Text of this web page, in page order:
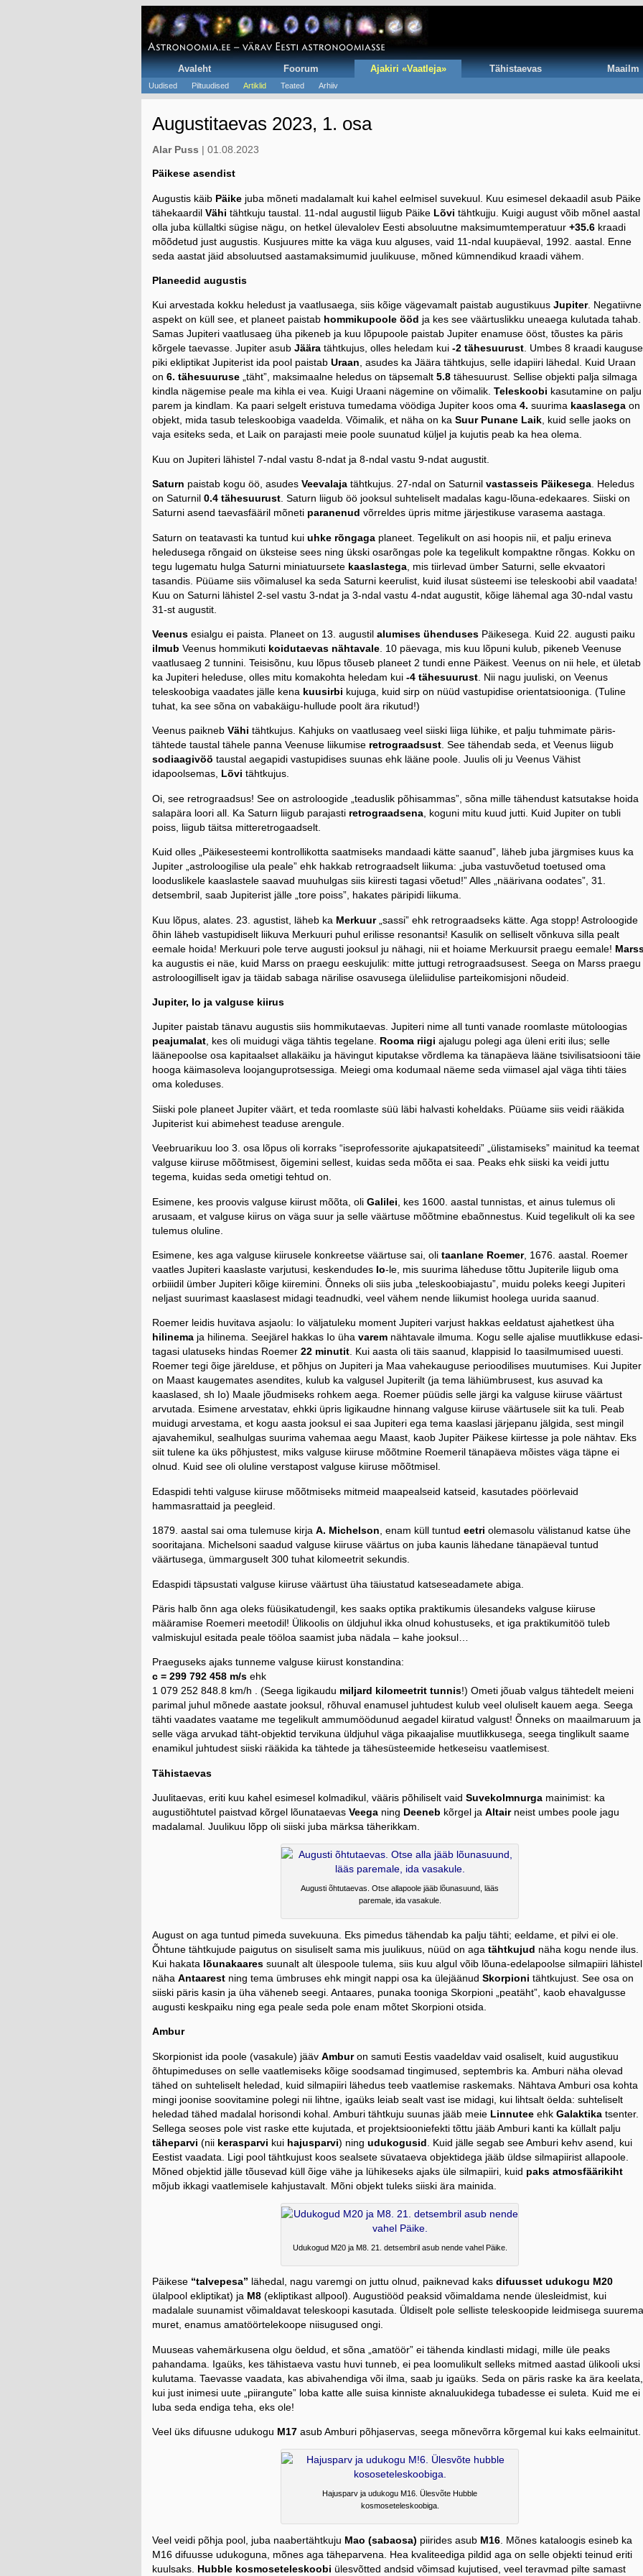
Avaleht Foorum Ajakiri «Vaatleja» Tähistaevas Maailm
Uudised Piltuudised Artiklid Teated Arhiiv
Augustitaevas 2023, 1. osa
Alar Puss | 01.08.2023
Päikese asendist
Augustis käib Päike juba mõneti madalamalt kui kahel eelmisel suvekuul. Kuu esimesel dekaadil asub Päike
tähekaardil Vähi tähtkuju taustal. 11-ndal augustil liigub Päike Lõvi tähtkujju. Kuigi august võib mõnel aastal
olla juba küllaltki sügise nägu, on hetkel ülevalolev Eesti absoluutne maksimumtemperatuur +35.6 kraadi
mõõdetud just augustis. Kusjuures mitte ka väga kuu alguses, vaid 11-ndal kuupäeval, 1992. aastal. Enne
seda aastat jäid absoluutsed aastamaksimumid juulikuuse, mõned kümnendikud kraadi vähem.
Planeedid augustis
Kui arvestada kokku heledust ja vaatlusaega, siis kõige vägevamalt paistab augustikuus Jupiter. Negatiivne
aspekt on küll see, et planeet paistab hommikupoole ööd ja kes see väärtuslikku uneaega kulutada tahab.
Samas Jupiteri vaatlusaeg üha pikeneb ja kuu lõpupoole paistab Jupiter enamuse ööst, tõustes ka päris
kõrgele taevasse. Jupiter asub Jäära tähtkujus, olles heledam kui -2 tähesuurust. Umbes 8 kraadi
piki ekliptikat Jupiterist ida pool paistab Uraan, asudes ka Jäära tähtkujus, selle idapiiri lähedal. Kuid Uraan
on 6. tähesuuruse „täht”, maksimaalne heledus on täpsemalt 5.8 tähesuurust. Sellise objekti palja silmaga
kindla nägemise peale ma kihla ei vea. Kuigi Uraani nägemine on võimalik. Teleskoobi kasutamine on palju
parem ja kindlam. Ka paari selgelt eristuva tumedama vöödiga Jupiter koos oma 4. suurima kaaslasega on
objekt, mida tasub teleskoobiga vaadelda. Võimalik, et näha on ka Suur Punane Laik, kuid selle jaoks on
vaja esiteks seda, et Laik on parajasti meie poole suunatud küljel ja kujutis peab ka hea olema.
Kuu on Jupiteri lähistel 7-ndal vastu 8-ndat ja 8-ndal vastu 9-ndat augustit.
Saturn paistab kogu öö, asudes Veevalaja tähtkujus. 27-ndal on Saturnil vastasseis Päikesega. Heledus
on Saturnil 0.4 tähesuurust. Saturn liigub öö jooksul suhteliselt madalas kagu-lõuna-edekaares. Siiski on
Saturni asend taevasfääril mõneti paranenud võrreldes üpris mitme järjestikuse varasema aastaga.
Saturn on teatavasti ka tuntud kui uhke rõngaga planeet. Tegelikult on asi hoopis nii, et palju erineva
heledusega rõngaid on üksteise sees ning ükski osarõngas pole ka tegelikult kompaktne rõngas. Kokku on
tegu lugematu hulga Saturni miniatuursete kaaslastega , mis tiirlevad ümber Saturni, selle ekvaatori
tasandis. Püüame siis võimalusel ka seda Saturni keerulist, kuid ilusat süsteemi ise teleskoobi abil vaadata!
Kuu on Saturni lähistel 2-sel vastu 3-ndat ja 3-ndal vastu 4-ndat augustit, kõige lähemal aga 30-ndal vastu
31-st augustit.
Veenus esialgu ei paista. Planeet on 13. augustil alumises ühenduses Päikesega. Kuid 22. augusti paiku
ilmub Veenus hommikuti koidutaevas nähtavale . 10 päevaga, mis kuu lõpuni kulub, pikeneb Veenuse
vaatlusaeg 2 tunnini. Teisisõnu, kuu lõpus tõuseb planeet 2 tundi enne Päikest. Veenus on nii hele, et ületab
ka Jupiteri heleduse, olles mitu komakohta heledam kui -4 tähesuurust . Nii nagu juuliski, on Veenus
teleskoobiga vaadates jälle kena kuusirbi kujuga, kuid sirp on nüüd vastupidise orientatsiooniga. (Tuline
tuhat, ka see sõna on vabakäigu-hullude poolt ära rikutud!)
Veenus paikneb Vähi tähtkujus. Kahjuks on vaatlusaeg veel siiski liiga lühike, et palju tuhmimate päris-
tähtede taustal tähele panna Veenuse liikumise retrograadsust. See tähendab seda, et Veenus liigub
sodiaagivöö taustal aegapidi vastupidises suunas ehk lääne poole. Juulis oli ju Veenus Vähist
idapoolsemas, Lõvi tähtkujus.
Oi, see retrograadsus! See on astroloogide „teaduslik põhisammas”, sõna mille tähendust katsutakse hoida
salapära loori all. Ka Saturn liigub parajasti retrograadsena , koguni mitu kuud jutti. Kuid Jupiter on tubli
poiss, liigub täitsa mitteretrogaadselt.
Kuid olles „Päikesesteemi kontrollikotta saatmiseks mandaadi kätte saanud”, läheb juba järgmises kuus ka
Jupiter „astroloogilise ula peale” ehk hakkab retrograadselt liikuma: „juba vastuvõetud toetused oma
looduslikele kaaslastele saavad muuhulgas siis kiiresti tagasi võetud!” Alles „näärivana oodates”, 31.
detsembril, saab Jupiterist jälle „tore poiss”, hakates päripidi liikuma.
Kuu lõpus, alates. 23. agustist, läheb ka Merkuur„sassi” ehk retrograadseks kätte. Aga stopp! Astroloogide
õhin läheb vastupidiselt liikuva Merkuuri puhul erilisse resonantsi! Kasulik on selliselt võnkuva silla pealt
eemale hoida! Merkuuri pole terve augusti jooksul ju nähagi, nii et hoiame Merkuursit praegu eemale!
ka augustis ei näe, kuid Marss on praegu eeskujulik: mitte juttugi retrograadsusest. Seega on Marss praegu
astroloogilliselt igav ja täidab sabaga närilise osavusega üleliidulise parteikomisjoni nõudeid.
Jupiter, Io ja valguse kiirus
Jupiter paistab tänavu augustis siis hommikutaevas. Jupiteri nime all tunti vanade roomlaste mütoloogias
peajumalat, kes oli muidugi väga tähtis tegelane. Rooma riigi ajalugu polegi aga üleni eriti ilus; selle
läänepoolse osa kapitaalset allakäiku ja hävingut kiputakse võrdlema ka tänapäeva lääne tsivilisatsiooni täie
hooga käimasoleva loojanguprotsessiga. Meiegi oma kodumaal näeme seda viimasel ajal väga tihti täies
oma koleduses.
Siiski pole planeet Jupiter väärt, et teda roomlaste süü läbi halvasti koheldaks. Püüame siis veidi rääkida
Jupiterist kui abimehest teaduse arengule.
Veebruarikuu loo 3. osa lõpus oli korraks “iseprofessorite ajukapatsiteedi” „ülistamiseks” mainitud ka teemat
valguse kiiruse mõõtmisest, õigemini sellest, kuidas seda mõõta ei saa. Peaks ehk siiski ka veidi juttu
tegema, kuidas seda ometigi tehtud on.
Esimene, kes proovis valguse kiirust mõõta, oli Galilei , kes 1600. aastal tunnistas, et ainus tulemus oli
arusaam, et valguse kiirus on väga suur ja selle väärtuse mõõtmine ebaõnnestus. Kuid tegelikult oli ka see
tulemus oluline.
Esimene, kes aga valguse kiirusele konkreetse väärtuse sai, oli taanlane Roemer, 1676. aastal. Roemer
vaatles Jupiteri kaaslaste varjutusi, keskendudes Io-le, mis suurima läheduse tõttu Jupiterile liigub oma
orbiiidil ümber Jupiteri kõige kiiremini. Õnneks oli siis juba „teleskoobiajastu”, muidu poleks keegi Jupiteri
neljast suurimast kaaslasest midagi teadnudki, veel vähem nende liikumist hoolega uurida saanud.
Roemer leidis huvitava asjaolu: Io väljatuleku moment Jupiteri varjust hakkas eeldatust ajahetkest üha
hilinema ja hilinema. Seejärel hakkas Io üha varem nähtavale ilmuma. Kogu selle ajalise muutlikkuse edasi-
tagasi ulatuseks hindas Roemer 22 minutit. Kui aasta oli täis saanud, klappisid Io taasilmumised uuesti.
Roemer tegi õige järelduse, et põhjus on Jupiteri ja Maa vahekauguse perioodilises muutumises. Kui Jupiter
on Maast kaugemates asendites, kulub ka valgusel Jupiterilt (ja tema lähiümbrusest, kus asuvad ka
kaaslased, sh Io) Maale jõudmiseks rohkem aega. Roemer püüdis selle järgi ka valguse kiiruse väärtust
arvutada. Esimene arvestatav, ehkki üpris ligikaudne hinnang valguse kiiruse väärtusele siit ka tuli. Peab
muidugi arvestama, et kogu aasta jooksul ei saa Jupiteri ega tema kaaslasi järjepanu jälgida, sest mingil
ajavahemikul, sealhulgas suurima vahemaa aegu Maast, kaob Jupiter Päikese kiirtesse ja pole nähtav. Eks
siit tulene ka üks põhjustest, miks valguse kiiruse mõõtmine Roemeril tänapäeva mõistes väga täpne ei
olnud. Kuid see oli oluline verstapost valguse kiiruse mõõtmisel.
Edaspidi tehti valguse kiiruse mõõtmiseks mitmeid maapealseid katseid, kasutades pöörlevaid
hammasrattaid ja peegleid.
1879. aastal sai oma tulemuse kirja A. Michelson , enam küll tuntud eetri olemasolu välistanud katse ühe
sooritajana. Michelsoni saadud valguse kiiruse väärtus on juba kaunis lähedane tänapäeval tuntud
väärtusega, ümmarguselt 300 tuhat kilomeetrit sekundis.
Edaspidi täpsustati valguse kiiruse väärtust üha täiustatud katseseadamete abiga.
Päris halb õnn aga oleks füüsikatudengil, kes saaks optika praktikumis ülesandeks valguse kiiruse
määramise Roemeri meetodil! Ülikoolis on üldjuhul ikka olnud kohustuseks, et iga praktikumitöö tuleb
valmiskujul esitada peale tööloa saamist juba nädala – kahe jooksul…
Praeguseks ajaks tunneme valguse kiirust konstandina:
c = 299 792 458 m/s ehk
1 079 252 848.8 km/h . (Seega ligikaudu miljard kilomeetrit tunnis!) Ometi jõuab valgus tähtedelt meieni
parimal juhul mõnede aastate jooksul, rõhuval enamusel juhtudest kulub veel oluliselt kauem aega. Seega
tähti vaadates vaatame me tegelikult ammumöödunud aegadel kiiratud valgust! Õnneks on maailmaruum ja
selle väga arvukad täht-objektid tervikuna üldjuhul väga pikaajalise muutlikkusega, seega tinglikult saame
enamikul juhtudest siiski rääkida ka tähtede ja tähesüsteemide hetkeseisu vaatlemisest.
Tähistaevas
Juulitaevas, eriti kuu kahel esimesel kolmadikul, vääris põhiliselt vaid Suvekolmnurga mainimist: ka
augustiõhtutel paistvad kõrgel lõunataevas Veega ning Deeneb kõrgel ja Altairneist umbes poole jagu
madalamal. Juulikuu lõpp oli siiski juba märksa täherikkam.
Augusti õhtutaevas. Otse allapoole jääb lõunasuund, lääs
paremale, ida vasakule.
August on aga tuntud pimeda suvekuuna. Eks pimedus tähendab ka palju tähti; eeldame, et pilvi ei ole.
Õhtune tähtkujude paigutus on sisuliselt sama mis juulikuus, nüüd on aga tähtkujud näha kogu nende ilus.
Kui hakata lõunakaares suunalt alt ülespoole tulema, siis kuu algul võib lõuna-edelapoolse silmapiiri lähistel
näha Antaarest ning tema ümbruses ehk mingit nappi osa ka ülejäänud Skorpioni tähtkujust. See osa on
siiski päris kasin ja üha väheneb seegi. Antaares, punaka tooniga Skorpioni „peatäht”, kaob ehavalgusse
augusti keskpaiku ning ega peale seda pole enam mõtet Skorpioni otsida.
Ambur
Skorpionist ida poole (vasakule) jääv Amburon samuti Eestis vaadeldav vaid osaliselt, kuid augustikuu
õhtupimeduses on selle vaatlemiseks kõige soodsamad tingimused, septembris ka. Amburi näha olevad
tähed on suhteliselt heledad, kuid silmapiiri lähedus teeb vaatlemise raskemaks. Nähtava Amburi osa kohta
mingi joonise soovitamine polegi nii lihtne, igaüks leiab sealt vast ise midagi, kui lihtsalt öelda: suhteliselt
heledad tähed madalal horisondi kohal. Amburi tähtkuju suunas jääb meie Linnutee ehk Galaktika tsenter.
Sellega seoses pole vist raske ette kujutada, et projektsiooniefekti tõttu jääb Amburi kanti ka küllalt palju
täheparvi (nii kerasparvi kui hajusparvi) ning udukogusid . Kuid jälle segab see Amburi kehv asend, kui
Eestist vaadata. Ligi pool tähtkujust koos sealsete süvataeva objektidega jääb üldse silmapiirist allapoole.
Mõned objektid jälle tõusevad küll õige vähe ja lühikeseks ajaks üle silmapiiri, kuid paks atmosfäärikiht
mõjub ikkagi vaatlemisele kahjustavalt. Mõni objekt tuleks siiski ära mainida.
Udukogud M20 ja M8. 21. detsembril asub nende vahel Päike.
Päikese “talvepesa” lähedal, nagu varemgi on juttu olnud, paiknevad kaks difuusset udukogu M20
ülalpool ekliptikat) ja M8 (ekliptikast allpool). Augustiööd peaksid võimaldama nende ülesleidmist, kui
madalale suunamist võimaldavat teleskoopi kasutada. Üldiselt pole selliste teleskoopide leidmisega
muret, enamus amatöörtelekoope niisugused ongi.
Muuseas vahemärkusena olgu öeldud, et sõna „amatöör” ei tähenda kindlasti midagi, mille üle peaks
pahandama. Igaüks, kes tähistaeva vastu huvi tunneb, ei pea loomulikult selleks mitmed aastad ülikooli uksi
kulutama. Taevasse vaadata, kas abivahendiga või ilma, saab ju igaüks. Seda on päris raske ka ära keelata,
kui just inimesi uute „piirangute” loba katte alle suisa kinniste aknaluukidega tubadesse ei suleta. Kuid me ei
luba seda endiga teha, eks ole!
Veel üks difuusne udukogu M17 asub Amburi põhjaservas, seega mõnevõrra kõrgemal kui kaks eelmainitut.
Hajusparv ja udukogu M16. Ülesvõte Hubble
kosmoseteleskoobiga.
Veel veidi põhja pool, juba naabertähtkuju Mao (sabaosa) piirides asub M16 . Mõnes kataloogis esineb ka
M16 difuusse udukoguna, mõnes aga täheparvena. Hea kvaliteediga pildid aga on selle objekti teinud eriti
kuulsaks. Hubble kosmoseteleskoobi ülesvõtted andsid võimsad kujutised, veel teravmad pilte samast